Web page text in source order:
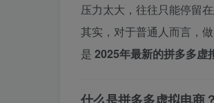
压力太大，往往只能停留在
其实，对于普通人而言，
是 2025年最新的拼多多虚